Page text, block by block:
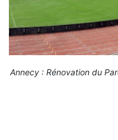
Annecy : Rénovation du